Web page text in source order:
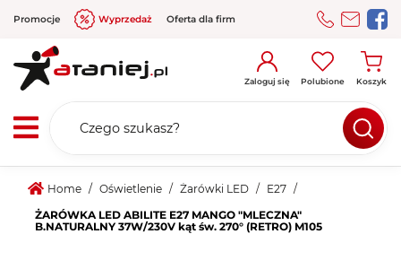
Promocje Wyprzedaż Oferta dla firm
Zaloguj się Polubione Koszyk
Home / Oświetlenie Żarówki LED
E27
ŻARÓWKA LED ABILITE E27 MANGO "MLECZNA"
B.NATURALNY 37W/230V kąt św. 270° (RETRO) M105